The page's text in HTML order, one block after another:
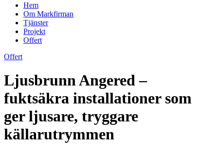
Hem
Om Markfirman
Tjänster
Projekt
Offert
Offert
Ljusbrunn Angered –
fuktsäkra installationer som
ger ljusare, tryggare
källarutrymmen